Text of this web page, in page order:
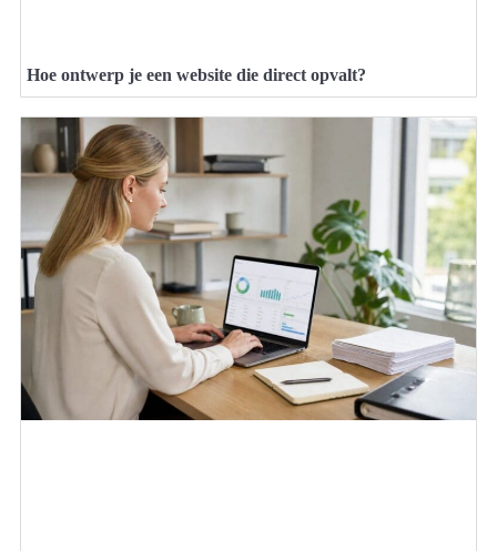
Hoe ontwerp je een website die direct opvalt?